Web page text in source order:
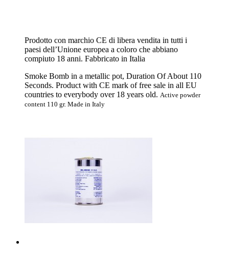
Prodotto con marchio CE di libera vendita in tutti i
paesi dell’Unione europea a coloro che abbiano
compiuto 18 anni. Fabbricato in Italia
Smoke Bomb in a metallic pot, Duration Of About 110
Seconds. Product with CE mark of free sale in all EU
countries to everybody over 18 years old. Active powder
content 110 gr. Made in Italy